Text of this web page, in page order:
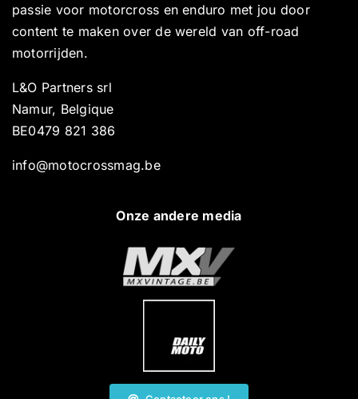
passie voor motorcross en enduro met jou door
content te maken over de wereld van off-road
motorrijden.
L&O Partners srl
Namur, Belgique
BE0479 821 386
info@motocrossmag.be
Onze andere media